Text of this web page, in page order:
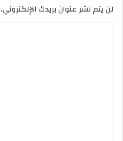
لن يتم نشر عنوان بريدك الإلكتروني.